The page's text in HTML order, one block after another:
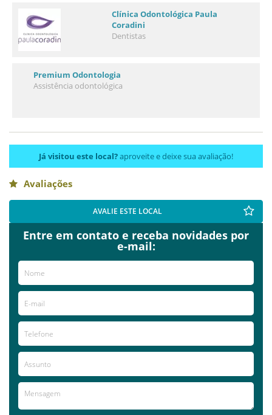
Clínica Odontológica Paula
Coradini
Dentistas
Premium Odontologia
Assistência odontológica
Já visitou este local?aproveite e deixe sua avaliação!
Avaliações
AVALIE ESTE LOCAL
Entre em contato e receba novidades por
e-mail: